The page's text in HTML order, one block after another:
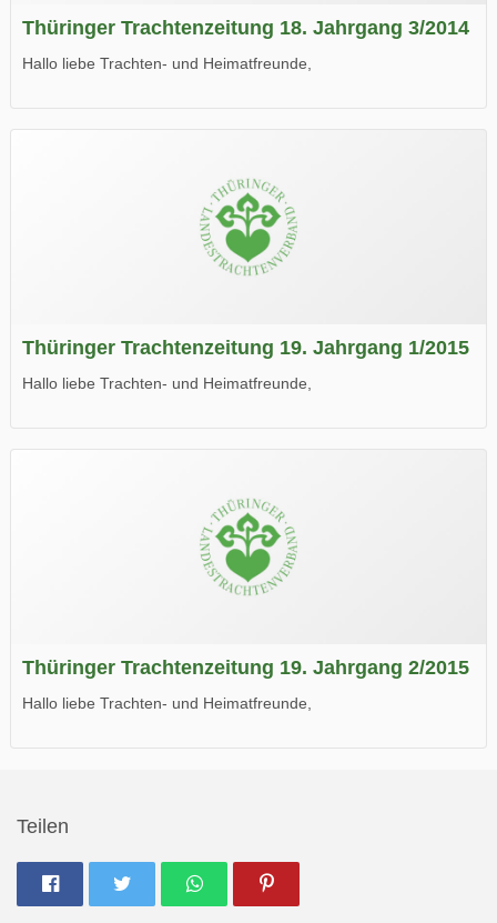
Thüringer Trachtenzeitung 18. Jahrgang 3/2014
Hallo liebe Trachten- und Heimatfreunde,
Wir wünschen Euch viel Spaß beim Lesen.
Thüringer Trachtenzeitung 19. Jahrgang 1/2015
Hallo liebe Trachten- und Heimatfreunde,
Wir wünschen Euch viel Spaß beim Lesen.
Thüringer Trachtenzeitung 19. Jahrgang 2/2015
Hallo liebe Trachten- und Heimatfreunde,
Teilen